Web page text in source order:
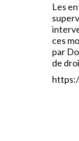
Les
ces
par
de